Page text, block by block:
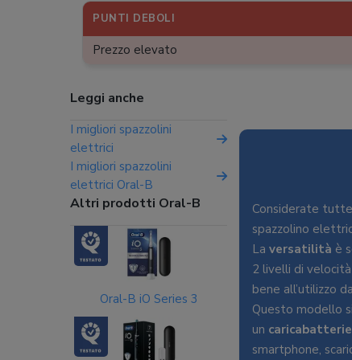
PUNTI DEBOLI
Prezzo elevato
Considerate
spazzolino
La versatilità è
2 livelli di
bene all’utilizzo
Questo modello
un caricabatterie
smartphone,
Leggi anche
I migliori spazzolini
elettrici
I migliori spazzolini
elettrici Oral-B
Altri prodotti Oral-B
Oral-B iO Series 3